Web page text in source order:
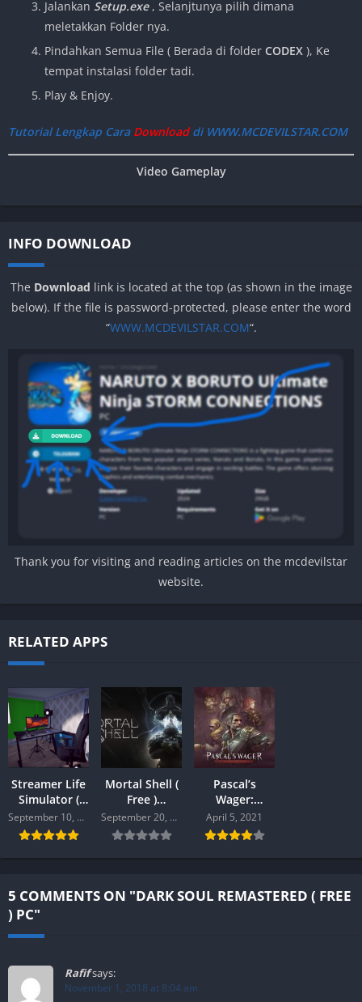
Jalankan Setup.exe, Selanjtunya pilih dimana
meletakkan Folder nya.
Pindahkan Semua File ( Berada di folder CODEX ), Ke
tempat instalasi folder tadi.
Play & Enjoy.
Tutorial Lengkap CaraDownloaddi WWW.MCDEVILSTAR.COM
Video Gameplay
INFO DOWNLOAD
The Download link is located at the top (as shown in the image
below). If the file is password-protected, please enter the word
“WWW.MCDEVILSTAR.COM“.
Thank you for visiting and reading articles on the mcdevilstar
website.
RELATED APPS
Streamer Life
Simulator (
Free ) PC September 10, 2020
Mortal Shell (
Free )
v.1.09227 PCSeptember 20, 2020
Pascal’s
Wager:
Definitive
Edition Free
PC
April 5, 2021
5 COMMENTS ON "DARK SOUL REMASTERED ( FREE
) PC"
Rafifsays:
November 1, 2018 at 8:04 am